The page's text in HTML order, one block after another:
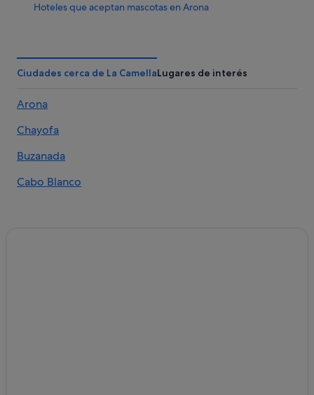
Hoteles que aceptan mascotas en Arona
Barcelo hoteles en Arona
Casas rurales en Buzanada
Apartamentos en Buzanada
Hoteles con gimnasio en Arona
Apartamentos en Chayofa
Ciudades cerca de La CamellaLugares de interés
Arona
Chayofa
Buzanada
Cabo Blanco